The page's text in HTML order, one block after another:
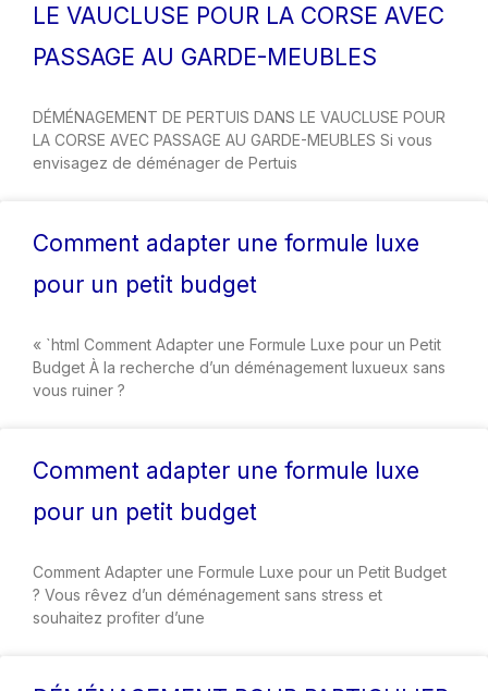
LE VAUCLUSE POUR LA CORSE AVEC
PASSAGE AU GARDE-MEUBLES
DÉMÉNAGEMENT DE PERTUIS DANS LE VAUCLUSE POUR
LA CORSE AVEC PASSAGE AU GARDE-MEUBLES Si vous
envisagez de déménager de Pertuis
Comment adapter une formule luxe
pour un petit budget
« `html Comment Adapter une Formule Luxe pour un Petit
Budget À la recherche d’un déménagement luxueux sans
vous ruiner ?
Comment adapter une formule luxe
pour un petit budget
Comment Adapter une Formule Luxe pour un Petit Budget
? Vous rêvez d’un déménagement sans stress et
souhaitez profiter d’une